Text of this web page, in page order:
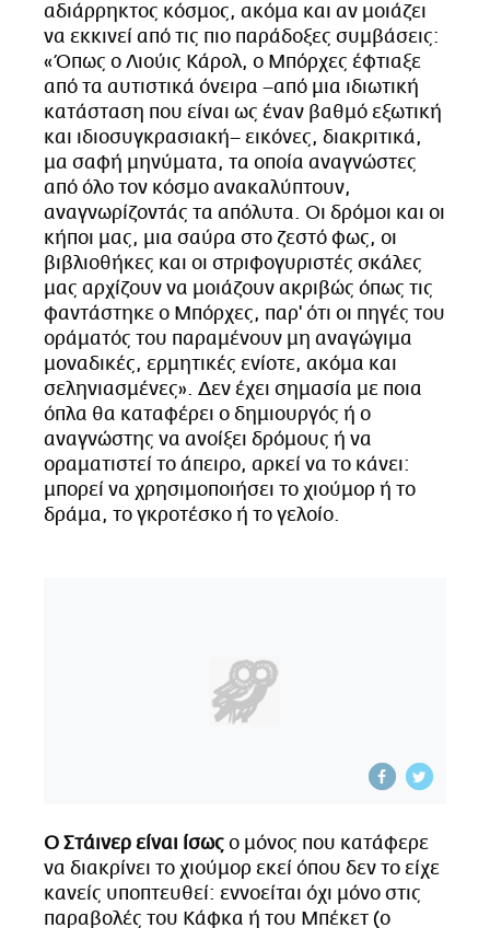
αδιάρρηκτος κόσμος, ακόμα και αν μοιάζει
να εκκινεί από τις πιο παράδοξες συμβάσεις:
«Όπως ο Λιούις Κάρολ, ο Μπόρχες έφτιαξε
από τα αυτιστικά όνειρα –από μια ιδιωτική
κατάσταση που είναι ως έναν βαθμό εξωτική
και ιδιοσυγκρασιακή– εικόνες, διακριτικά,
μα σαφή μηνύματα, τα οποία αναγνώστες
από όλο τον κόσμο ανακαλύπτουν,
αναγνωρίζοντάς τα απόλυτα. Οι δρόμοι και οι
κήποι μας, μια σαύρα στο ζεστό φως, οι
βιβλιοθήκες και οι στριφογυριστές σκάλες
μας αρχίζουν να μοιάζουν ακριβώς όπως τις
φαντάστηκε ο Μπόρχες, παρ' ότι οι πηγές του
οράματός του παραμένουν μη αναγώγιμα
μοναδικές, ερμητικές ενίοτε, ακόμα και
σεληνιασμένες». Δεν έχει σημασία με ποια
όπλα θα καταφέρει ο δημιουργός ή ο
αναγνώστης να ανοίξει δρόμους ή να
οραματιστεί το άπειρο, αρκεί να το κάνει:
μπορεί να χρησιμοποιήσει το χιούμορ ή το
δράμα, το γκροτέσκο ή το γελοίο.
Ο Στάινερ είναι ίσως ο μόνος που κατάφερε
να διακρίνει το χιούμορ εκεί όπου δεν το είχε
κανείς υποπτευθεί: εννοείται όχι μόνο στις
παραβολές του Κάφκα ή του Μπέκετ (ο